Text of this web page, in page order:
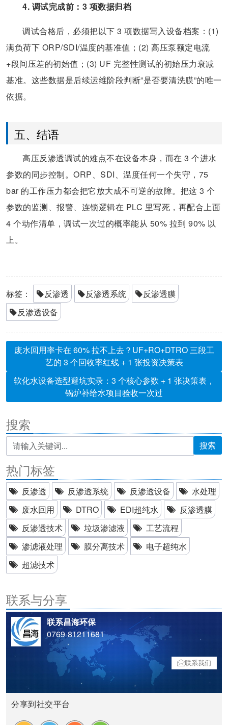
4. 调试完成前：3 项数据归档
调试合格后，必须把以下 3 项数据写入设备档案：(1)
满负荷下 ORP/SDI/温度的基准值；(2) 高压泵额定电流
+段间压差的初始值；(3) UF 完整性测试的初始压力衰减
基准。这些数据是后续运维阶段判断”是否要清洗膜”的唯一
依据。
五、结语
高压反渗透调试的难点不在设备本身，而在 3 个进水
参数的同步控制。ORP、SDI、温度任何一个失守，75
bar 的工作压力都会把它放大成不可逆的故障。把这 3 个
参数的监测、报警、连锁逻辑在 PLC 里写死，再配合上面
4 个动作清单，调试一次过的概率能从 50% 拉到 90% 以
上。
标签： 反渗透 反渗透系统
反渗透膜
反渗透设备
废水回用率卡在 60% 拉不上去？UF+RO+DTRO 三段工
艺的 3 个回收率红线 + 1 张投资决策表
软化水设备选型避坑实录：3 个核心参数 + 1 张决策表，
锅炉补给水项目验收一次过
搜索
搜索
热门标签
反渗透 反渗透系统 反渗透设备
水处理
废水回用
DTRO EDI超纯水
反渗透膜
反渗透技术
垃圾渗滤液
工艺流程
渗滤液处理
膜分离技术
电子超纯水
超滤技术
联系与分享
联系昌海环保
0769-81211681
联系我们
分享到社交平台